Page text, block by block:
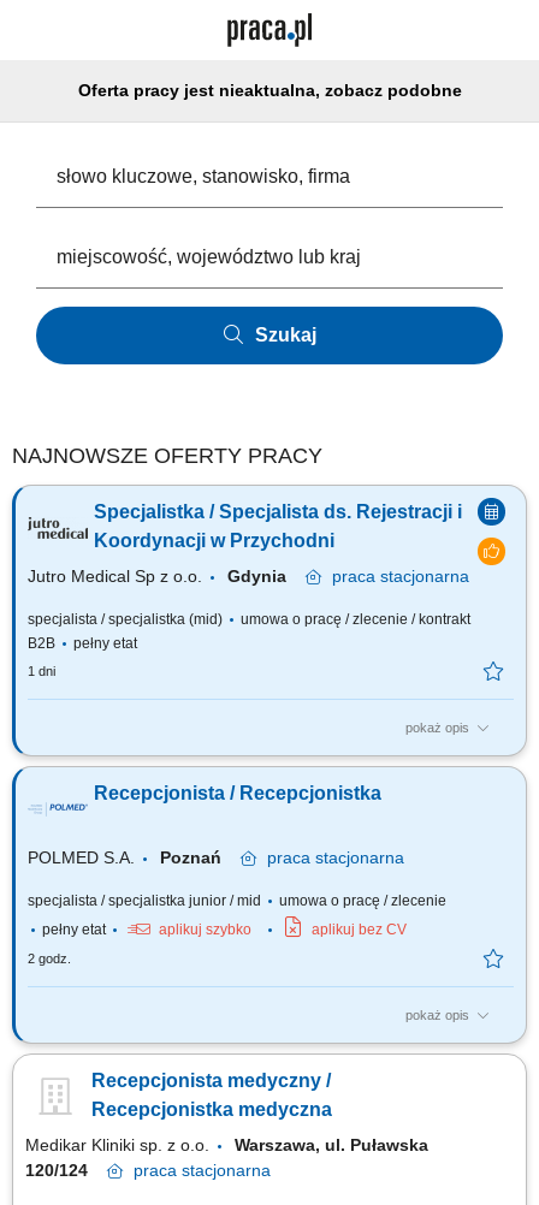
Oferta pracy jest nieaktualna, zobacz podobne
Szukaj
NAJNOWSZE OFERTY PRACY
Specjalistka / Specjalista ds. Rejestracji i
Koordynacji w Przychodni
Jutro Medical Sp z o.o. Gdynia praca stacjonarna
specjalista / specjalistka (mid)
umowa o pracę / zlecenie / kontrakt
B2B
pełny etat
1 dni
pokaż opis
Zakres obowiązków i opis roli Poszukujemy osoby, która połączy
organizacyjnymi i liderskimi. W tej roli będziesz sercem naszej
przychodni - z jednej strony dbając o profesjonalną i empatyczną obsługę
Recepcjonista / Recepcjonistka
POLMED S.A. Poznań praca stacjonarna
specjalista / specjalistka junior / mid
umowa o pracę / zlecenie
pełny etat
aplikuj szybko aplikuj bez CV
2 godz.
pokaż opis
Twoim zadaniem będzie: pomoc recepcji zgodnie z przyjętymi
zaangażowanie w wykonywaną pracę; Umiejętność pracy zespołowej,
empatia, odporność na stres, elastyczność, samodzielność. Miłe
Recepcjonista medyczny /
Recepcjonistka medyczna
Medikar Kliniki sp. z o.o.
Warszawa, ul. Puławska
120/124
praca stacjonarna